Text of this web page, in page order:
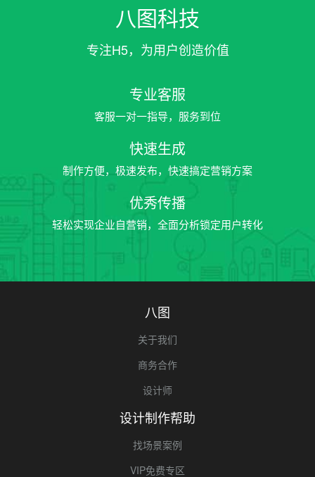
八图科技
专注H5，为用户创造价值
专业客服
客服一对一指导，服务到位
快速生成
制作方便，极速发布，快速搞定营销方案
优秀传播
轻松实现企业自营销，全面分析锁定用户转化
八图
关于我们
商务合作
设计师
设计制作帮助
找场景案例
VIP免费专区